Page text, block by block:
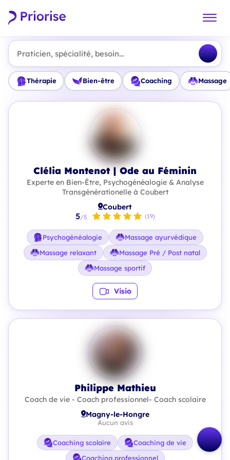
Praticien, spécialité, besoin...
Thérapie Bien-être Coaching Massage
Clélia Montenot | Ode au Féminin
Experte en Bien-Être, Psychogénéalogie & Analyse
Transgénérationelle à Coubert
Coubert
5/5 (19)
Psychogénéalogie
Massage ayurvédique
Massage relaxant
Massage Pré / Post natal
Massage sportif
Visio
Philippe Mathieu
Coach de vie - Coach professionnel- Coach scolaire
Magny-le-Hongre
Aucun avis
Coaching scolaire
Coaching de vie
Coaching professionnel